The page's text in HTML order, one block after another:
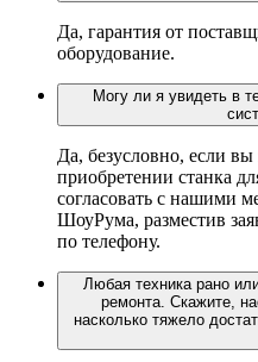
Да, гарантия от
оборудование.
Могу ли я увидеть в
Да, безусловно, если вы
приобретении станка
согласовать с нашими
ШоуРума, разместив
по телефону.
Любая техника рано
ремонта. Скажите,
насколько тяжело